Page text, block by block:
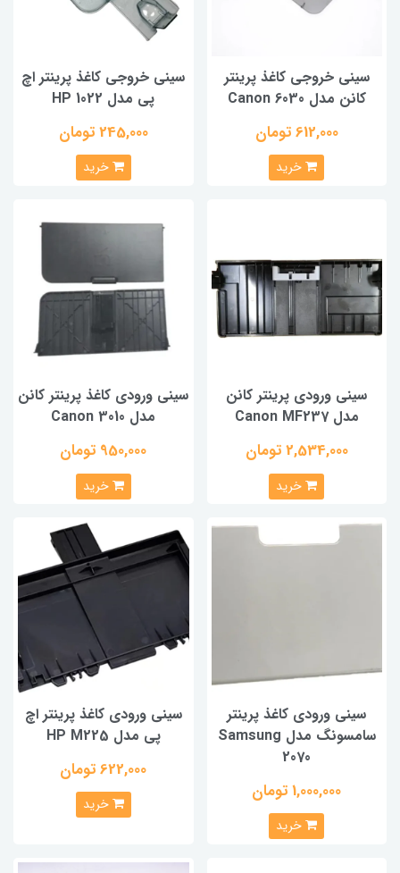
سینی خروجی کاغذ پرینتر
کانن مدل Canon 6030
612,000 تومان
خرید
سینی خروجی کاغذ پرینتر اچ
پی مدل HP 1022
245,000 تومان
خرید
سینی ورودی پرینتر کانن
مدل Canon MF237
2,534,000 تومان
خرید
سینی ورودی کاغذ پرینتر کانن
مدل Canon 3010
950,000 تومان
خرید
سینی ورودی کاغذ پرینتر
سامسونگ مدل Samsung
2070
1,000,000 تومان
خرید
سینی ورودی کاغذ پرینتر اچ
پی مدل HP M225
622,000 تومان
خرید